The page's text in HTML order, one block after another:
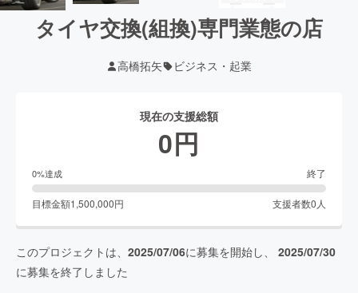
タイヤ交換(組換)専門業態の店
高橋拓矢 ビジネス・起業
現在の支援総額
0円
0%達成 終了
目標金額1,500,000円 支援者数0 人
このプロジェクトは、 2025/07/06に募集を開始し、 2025/07/30
に募集を終了しました